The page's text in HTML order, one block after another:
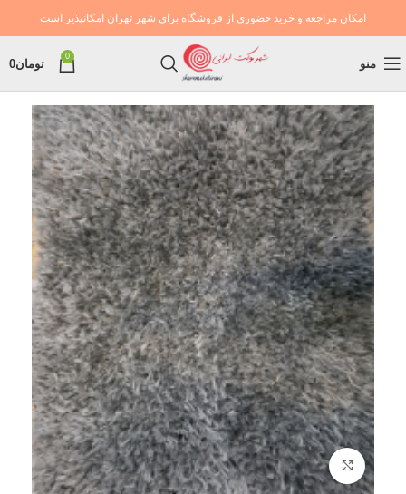
امکان مراجعه و خرید حضوری از فروشگاه برای شهر تهران امکانپذیر است
منو
0
تومان0
بزرگنمایی تصویر